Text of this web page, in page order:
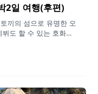
2일 여행(후편)
끼의 섬으로 유명한 오
도 할 수 있는 호화로
재된 정보 및 가격은 변
공정 09:00 휴가마을 오